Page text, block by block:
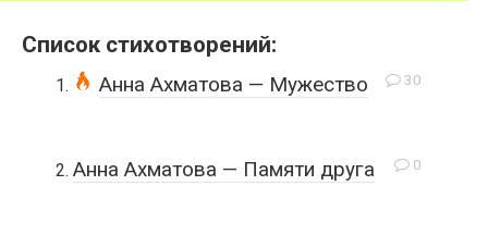
Список стихотворений:
30
Анна Ахматова — Мужество
0
Анна Ахматова — Памяти друга